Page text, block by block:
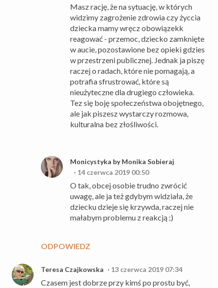
ODPOWIEDZ
Masz rację, że na sytuację, w których
widzimy zagrożenie zdrowia czy życcia
dziecka mamy wręcz obowiązekk
reagować - przemoc, dziecko zamknięte
w aucie, pozostawione bez opieki gdzies
w przestrzeni publicznej. Jednak ja piszę
raczej o radach, które nie pomagają, a
potrafia sfrustrować, które są
nieużyteczne dla drugiego człowieka.
Tez się boję społeczeństwa obojętnego,
ale jak piszesz wystarczy rozmowa,
kulturalna bez złośliwości.
Monicystyka by Monika Sobieraj
14 czerwca 2019 00:50
O tak, obcej osobie trudno zwrócić
uwagę, ale ja też gdybym widziała, że
dziecku dzieje się krzywda, raczej nie
małabym problemu z reakcją ;)
Teresa Czajkowska 13 czerwca 2019 07:34
Czasem jest dobrze przy kimś po prostu być,